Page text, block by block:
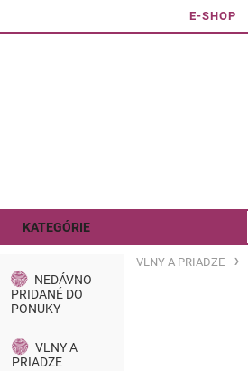
E-SHOP
KATEGÓRIE
NEDÁVNO
PRIDANÉ DO
PONUKY
VLNY A
PRIADZE
VLNY A PRIADZE